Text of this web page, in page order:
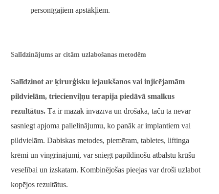
personīgajiem apstākļiem.
Salīdzinājums ar citām uzlabošanas metodēm
Salīdzinot ar ķirurģisku iejaukšanos vai injicējamām
pildvielām, triecienviļņu terapija piedāvā smalkus
rezultātus. Tā ir mazāk invazīva un drošāka, taču tā nevar
sasniegt apjoma palielinājumu, ko panāk ar implantiem vai
pildvielām. Dabiskas metodes, piemēram, tabletes, liftinga
krēmi un vingrinājumi, var sniegt papildinošu atbalstu krūšu
veselībai un izskatam. Kombinējošas pieejas var droši uzlabot
kopējos rezultātus.